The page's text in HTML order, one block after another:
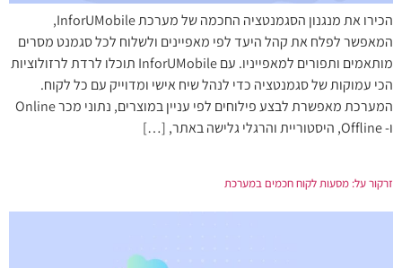
הכירו את מנגנון הסגמנטציה החכמה של מערכת InforUMobile,
המאפשר לפלח את קהל היעד לפי מאפיינים ולשלוח לכל סגמנט מסרים
מותאמים ותפורים למאפייניו. עם InforUMobile תוכלו לרדת לרזולוציות
הכי עמוקות של סגמנטציה כדי לנהל שיח אישי ומדוייק עם כל לקוח.
המערכת מאפשרת לבצע פילוחים לפי עניין במוצרים, נתוני מכר Online
ו- Offline, היסטוריית והרגלי גלישה באתר, […]
זרקור על: מסעות לקוח חכמים במערכת